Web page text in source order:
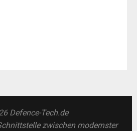
Defence-Tech.de
zwischen modernster